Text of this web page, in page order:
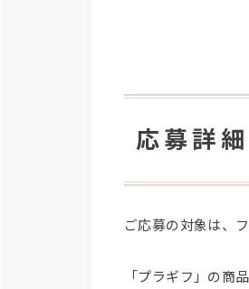
応募詳細
ご応募の対象は、
「プラギフ」の商